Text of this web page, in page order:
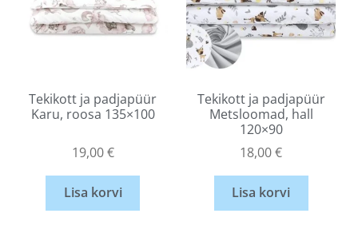
Tekikott ja padjapüür
Karu, roosa 135×100
19,00€
Lisa korvi
Tekikott ja padjapüür
Metsloomad, hall
120×90
18,00€
Lisa korvi